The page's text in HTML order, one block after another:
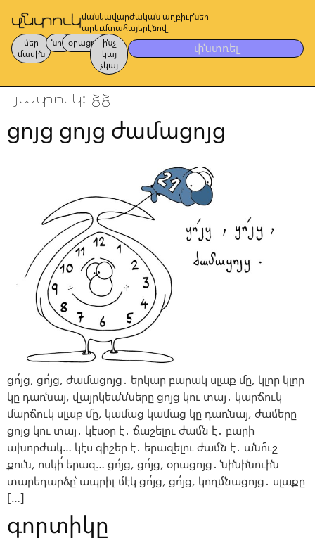
մանկավարժական աղբիւրներ
արեւմտահայերէնով
մեր
մասին
նոր օրացոյց
ինչ
կայ
չկայ
փնտռել
յատուկ: ձձ
ցոյց ցոյց ժամացոյց
ցո՛յց, ցո՛յց, ժամացոյց․ երկար բարակ սլաք մը, կլոր կլոր
կը դառնայ, վայրկեանները ցոյց կու տայ․ կարճուկ
մարճուկ սլաք մը, կամաց կամաց կը դառնայ, ժամերը
ցոյց կու տայ․ կէսօր է․ ճաշելու ժամն է․ բարի
ախորժակ… կէս գիշեր է․ երազելու ժամն է․ անո՜ւշ
քուն, ոսկի՛ երազ… ցո՛յց, ցո՛յց, օրացոյց․ նինինուին
տարեդարձը՝ ապրիլ մէկ ցո՛յց, ցո՛յց, կողմնացոյց․ սլաքը
[…]
գորտիկը